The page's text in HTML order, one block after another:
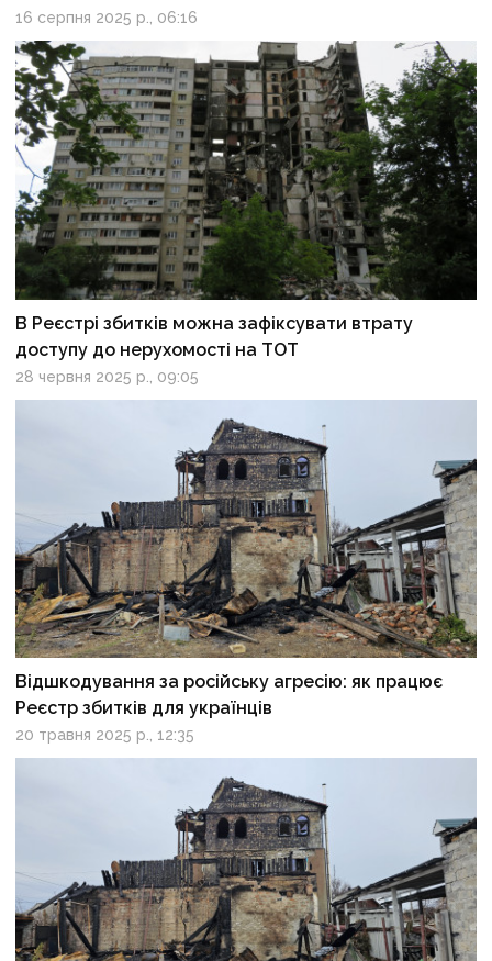
16 серпня 2025 р., 06:16
В Реєстрі збитків можна зафіксувати втрату
доступу до нерухомості на ТОТ
28 червня 2025 р., 09:05
Відшкодування за російську агресію: як працює
Реєстр збитків для українців
20 травня 2025 р., 12:35